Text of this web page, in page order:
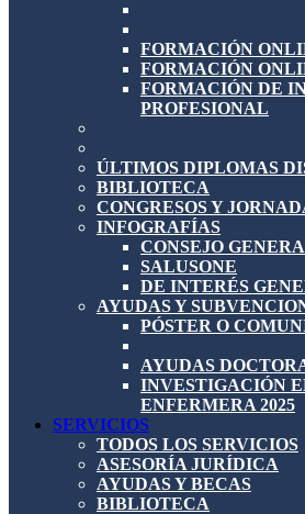
FORMACIÓN
FORMACIÓN
FORMACIÓN DE
PROFESIONAL
ÚLTIMOS DIPLOMAS
BIBLIOTECA
CONGRESOS Y
INFOGRAFÍAS
CONSEJO
SALUSONE
DE INTERÉS
AYUDAS Y
PÓSTER O
AYUDAS
INVESTIGACIÓN
ENFERMERA 2025
SERVICIOS
TODOS LOS SERVICIOS
ASESORÍA JURÍDICA
AYUDAS Y BECAS
BIBLIOTECA